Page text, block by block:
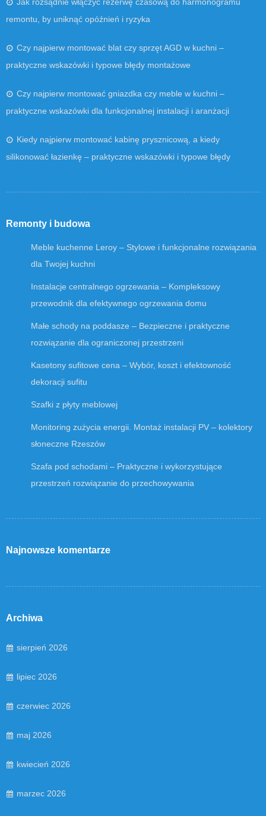
Jak rozsądnie włączyć rezerwę czasową do harmonogramu
remontu, by uniknąć opóźnień i ryzyka
Czy najpierw montować blat czy sprzęt AGD w kuchni –
praktyczne wskazówki i typowe błędy montażowe
Czy najpierw montować gniazdka czy meble w kuchni –
praktyczne wskazówki dla funkcjonalnej instalacji i aranżacji
Kiedy najpierw montować kabinę prysznicową, a kiedy
silikonować łazienkę – praktyczne wskazówki i typowe błędy
Remonty i budowa
Meble kuchenne Leroy – Stylowe i funkcjonalne rozwiązania
dla Twojej kuchni
Instalacje centralnego ogrzewania – Kompleksowy
przewodnik dla efektywnego ogrzewania domu
Małe schody na poddasze – Bezpieczne i praktyczne
rozwiązanie dla ograniczonej przestrzeni
Kasetony sufitowe cena – Wybór, koszt i efektowność
dekoracji sufitu
Szafki z płyty meblowej
Monitoring zużycia energii. Montaż instalacji PV – kolektory
słoneczne Rzeszów
Szafa pod schodami – Praktyczne i wykorzystujące
przestrzeń rozwiązanie do przechowywania
Najnowsze komentarze
Archiwa
sierpień 2026
lipiec 2026
czerwiec 2026
maj 2026
kwiecień 2026
marzec 2026